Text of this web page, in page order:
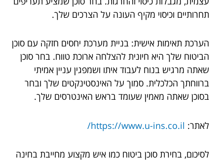
תחרותיים וכיסוי מקיף העונה על הצרכים שלך.
הערכת תאימות אישית: בניית מערכת יחסים חזקה עם סוכן
הביטוח שלך היא חיונית להצלחה ארוכת טווח. בחר סוכן
שאתה מרגיש בנוח לעבוד איתו ושמפגין עניין אמיתי
ברווחתך הכלכלית. סמוך על האינסטינקטים שלך ובחר
בסוכן שאתה מאמין שעומד בראש האינטרסים שלך.
לאתר: https://www.u-ins.co.il/
לסיכום, בחירת סוכן ביטוח כמו איש מקצוע מחייבת בחינה